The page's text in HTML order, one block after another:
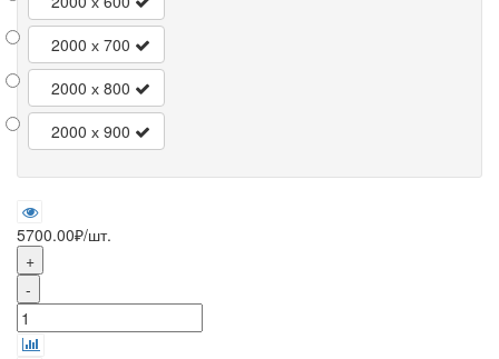
2000 х 700
2000 х 800
2000 х 900
5700.00₽/шт.
+
-